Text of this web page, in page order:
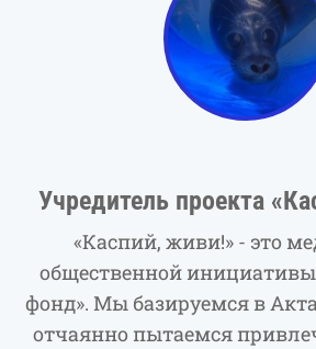
Учредитель проекта
«Каспий, живи!» - это
общественной
фонд». Мы базируемся в
отчаянно пытаемся